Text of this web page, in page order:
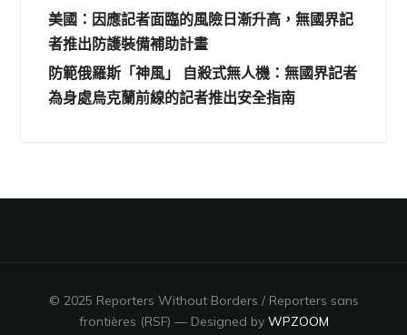
美國：因應記者面臨的風險日漸升高，無國界記
者推出防護裝備補助計畫
防範俄羅斯「神風」 自殺式無人機：無國界記者
為身處烏克蘭前線的記者推出安全指南
© 2025 Reporters Without Borders / Reporters sans
frontières (RSF) — Designed by WPZOOM